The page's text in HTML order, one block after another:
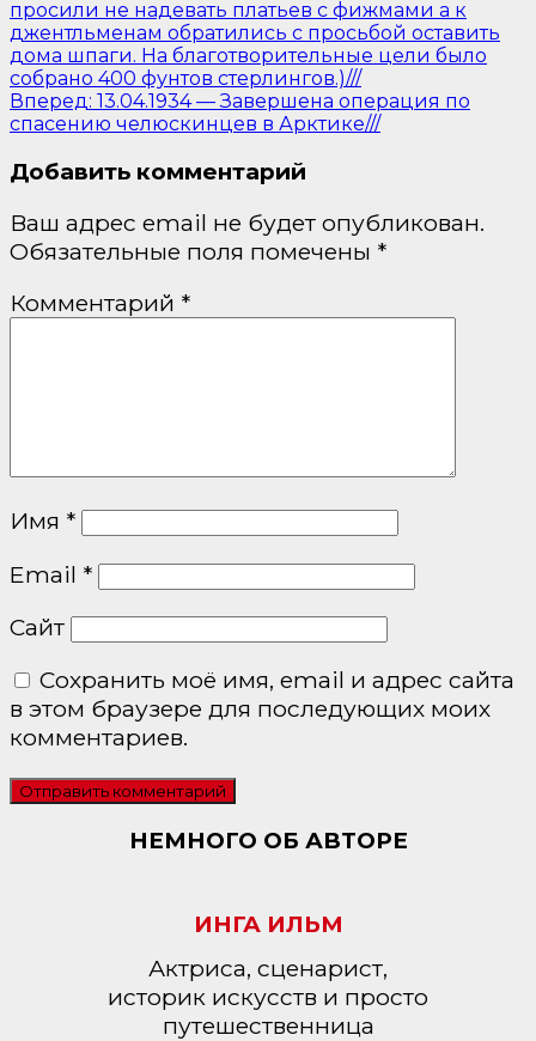
просили не надевать платьев с фижмами а к
джентльменам обратились с просьбой оставить
дома шпаги. На благотворительные цели было
собрано 400 фунтов стерлингов.)///
Вперед: 13.04.1934 — Завершена операция по
спасению челюскинцев в Арктике///
Добавить комментарий
Ваш адрес email не будет опубликован.
Обязательные поля помечены *
Комментарий *
Имя *
Email *
Сайт
Сохранить моё имя, email и адрес сайта
в этом браузере для последующих моих
комментариев.
НЕМНОГО ОБ АВТОРЕ
ИНГА ИЛЬМ
Актриса, сценарист,
историк искусств и просто
путешественница